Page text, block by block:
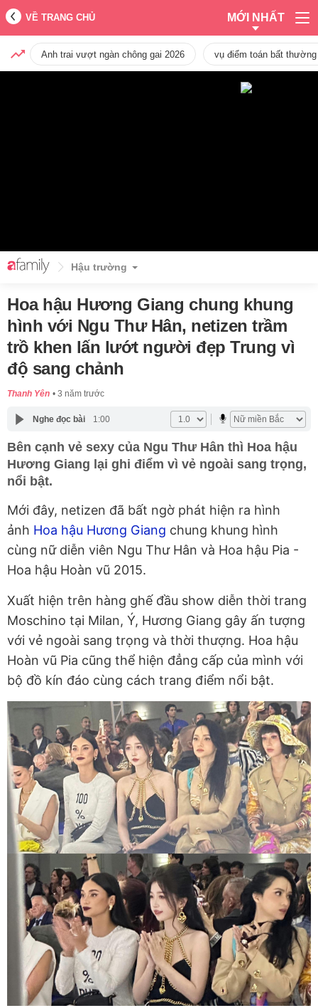
VỀ TRANG CHỦ MỚI NHẤT
Anh trai vượt ngàn chông gai 2026 vụ điểm toán bất
Hậu trường
Hoa hậu Hương Giang chung khung
hình với Ngu Thư Hân, netizen trầm
trồ khen lấn lướt người đẹp Trung vì
độ sang chảnh
Thanh Yên 3 năm trước
Nghe đọc bài 1:00
Bên cạnh vẻ sexy của Ngu Thư Hân thì Hoa hậu
Hương Giang lại ghi điểm vì vẻ ngoài sang trọng,
nổi bật.
Mới đây, netizen đã bất ngờ phát hiện ra hình
ảnh Hoa hậu Hương Giang chung khung hình
cùng nữ diễn viên Ngu Thư Hân và Hoa hậu Pia -
Hoa hậu Hoàn vũ 2015.
Xuất hiện trên hàng ghế đầu show diễn thời trang
Moschino tại Milan, Ý, Hương Giang gây ấn tượng
với vẻ ngoài sang trọng và thời thượng. Hoa hậu
Hoàn vũ Pia cũng thể hiện đẳng cấp của mình với
bộ đồ kín đáo cùng cách trang điểm nổi bật.